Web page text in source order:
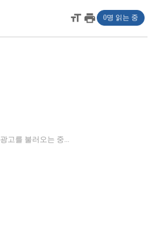
format_sizeprint 0명 읽는 중
광고를 불러오는 중...